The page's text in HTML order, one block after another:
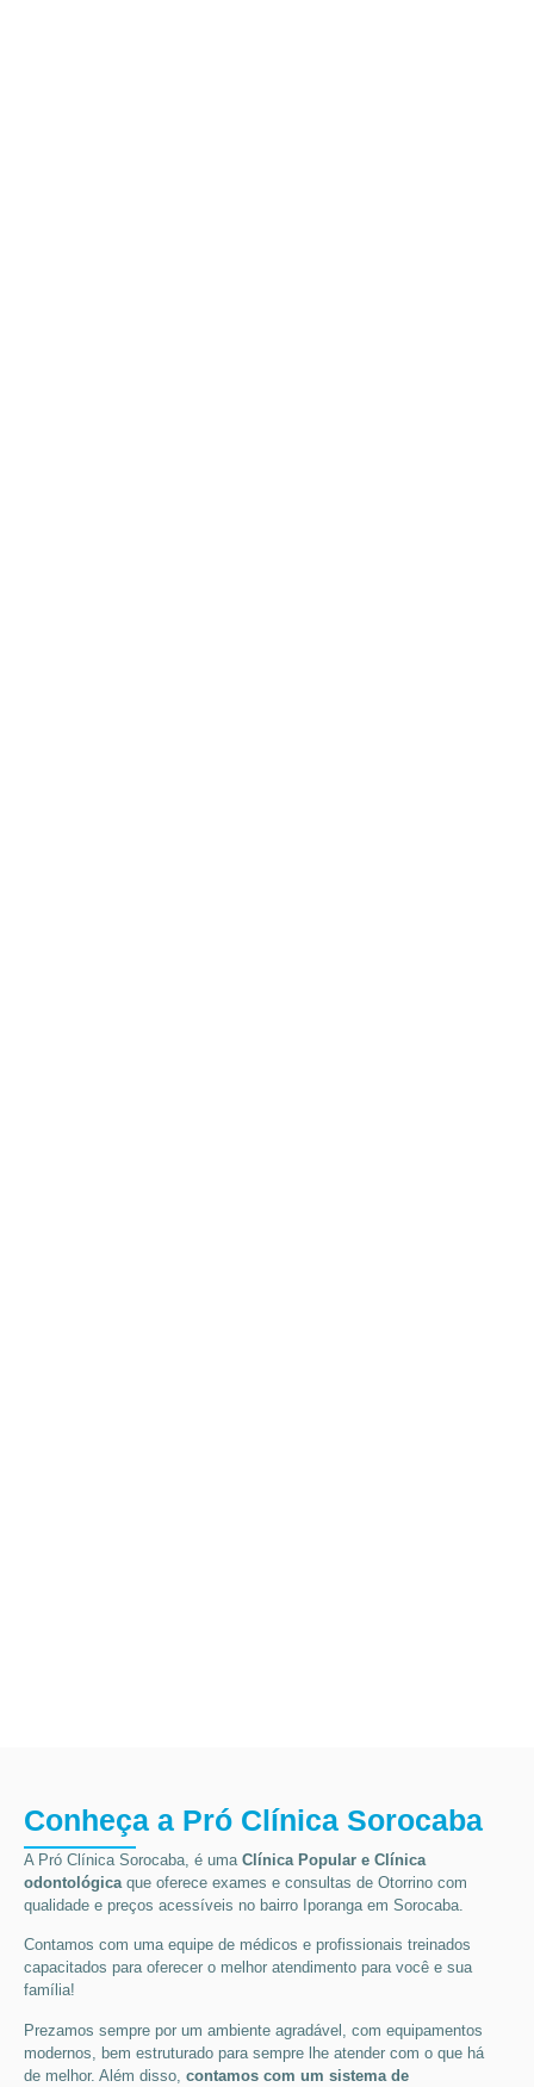
Conheça a Pró Clínica Sorocaba
A Pró Clínica Sorocaba, é uma Clínica Popular e Clínica
odontológicaque oferece exames e consultas de Otorrino com
qualidade e preços acessíveis no bairro Iporanga em Sorocaba.
Contamos com uma equipe de médicos e profissionais treinados
capacitados para oferecer o melhor atendimento para você e sua
família!
Prezamos sempre por um ambiente agradável, com equipamentos
modernos, bem estruturado para sempre lhe atender com o que há
de melhor. Além disso, contamos com um sistema de